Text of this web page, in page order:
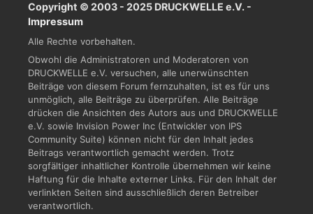
Copyright © 2003 - 2025 DRUCKWELLE e.V. -
Impressum
Alle Rechte vorbehalten.
Obwohl die Administratoren und Moderatoren von
DRUCKWELLE e.V. versuchen, alle unerwünschten
Beiträge von diesem Forum fernzuhalten, ist es für uns
unmöglich, alle Beiträge zu überprüfen. Alle Beiträge
drücken die Ansichten des Autors aus und DRUCKWELLE
e.V. sowie Invision Power Inc (Entwickler von IPS
Community Suite) können nicht für den Inhalt jedes
Beitrags verantwortlich gemacht werden. Trotz
sorgfältiger inhaltlicher Kontrolle übernehmen wir keine
Haftung für die Inhalte externer Links. Für den Inhalt der
verlinkten Seiten sind ausschließlich deren Betreiber
verantwortlich.